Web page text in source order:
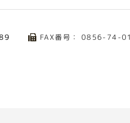
FAX番号： 0856-74-